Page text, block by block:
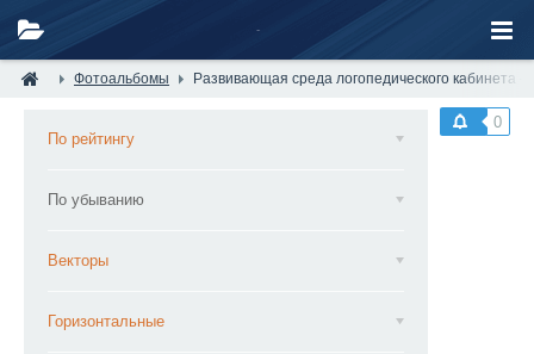
Фотоальбомы Развивающая среда логопедического кабинета
0
По рейтингу
По убыванию
Векторы
Горизонтальные